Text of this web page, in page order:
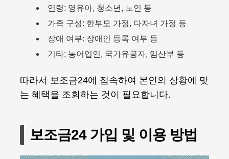
연령: 영유아, 청소년, 노인 등
가족 구성: 한부모 가정, 다자녀 가정 등
장애 여부: 장애인 등록 여부 등
기타: 농어업인, 국가유공자, 임산부 등
따라서 보조금24에 접속하여 본인의 상황에 맞
는 혜택을 조회하는 것이 필요합니다.
보조금24 가입 및 이용 방법